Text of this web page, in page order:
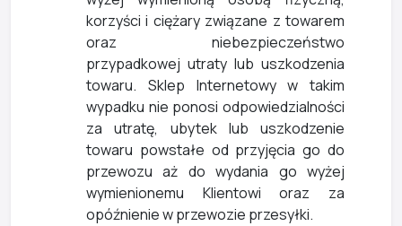
korzyści i ciężary związane z towarem
oraz niebezpieczeństwo
przypadkowej utraty lub uszkodzenia
towaru. Sklep Internetowy w takim
wypadku nie ponosi odpowiedzialności
za utratę, ubytek lub uszkodzenie
towaru powstałe od przyjęcia go do
przewozu aż do wydania go wyżej
wymienionemu Klientowi oraz za
opóźnienie w przewozie przesyłki.